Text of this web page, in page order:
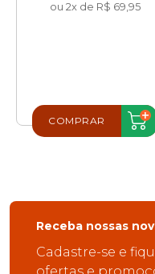
ou 2x de R$ 69,95
COMPRAR
Receba nossas
Cadastre-se e